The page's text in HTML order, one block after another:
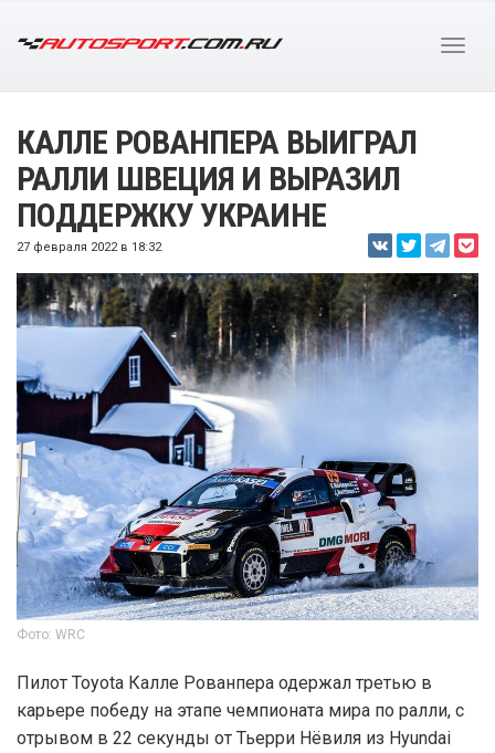
КАЛЛЕ РОВАНПЕРА ВЫИГРАЛ
РАЛЛИ ШВЕЦИЯ И ВЫРАЗИЛ
ПОДДЕРЖКУ УКРАИНЕ
27 февраля 2022 в 18:32
Фото: WRC
Пилот Toyota Калле Рованпера одержал третью в
карьере победу на этапе чемпионата мира по ралли, с
отрывом в 22 секунды от Тьерри Нёвиля из Hyundai